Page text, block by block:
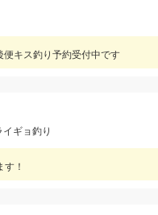
便キス釣り予約受付中です
ギョ釣り
！